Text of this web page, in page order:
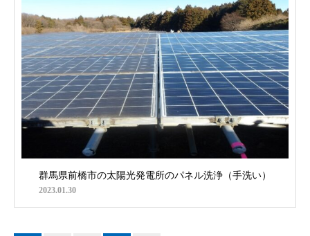
群馬県前橋市の太陽光発電所のパネル洗浄（手洗い）
2023.01.30